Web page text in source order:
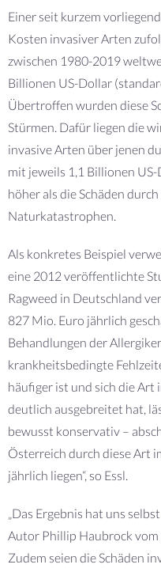
Einer seit kurzem
Kosten invasiver Arten
zwischen 1980-2019
Billionen US-Dollar
Übertroffen wurden diese
Stürmen. Dafür liegen die
invasive Arten über jenen
mit jeweils 1,1 Billionen
höher als die Schäden
Naturkatastrophen.
Als konkretes Beispiel
eine 2012 veröffentlichte
Ragweed in Deutschland
827 Mio. Euro jährlich
Behandlungen der
krankheitsbedingte
häufiger ist und sich die Art
deutlich ausgebreitet hat,
bewusst konservativ –
Österreich durch diese Art
jährlich liegen“, so Essl.
„Das Ergebnis hat uns
Autor Phillip Haubrock
Zudem seien die Schäden